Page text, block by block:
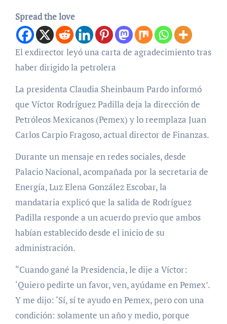
Spread the love
El exdirector leyó una carta de agradecimiento tras
haber dirigido la petrolera
La presidenta Claudia Sheinbaum Pardo informó
que Víctor Rodríguez Padilla deja la dirección de
Petróleos Mexicanos (Pemex) y lo reemplaza Juan
Carlos Carpio Fragoso, actual director de Finanzas.
Durante un mensaje en redes sociales, desde
Palacio Nacional, acompañada por la secretaria de
Energía, Luz Elena González Escobar, la
mandataria explicó que la salida de Rodríguez
Padilla responde a un acuerdo previo que ambos
habían establecido desde el inicio de su
administración.
“Cuando gané la Presidencia, le dije a Víctor:
‘Quiero pedirte un favor, ven, ayúdame en Pemex’.
Y me dijo: ‘Sí, sí te ayudo en Pemex, pero con una
condición: solamente un año y medio, porque